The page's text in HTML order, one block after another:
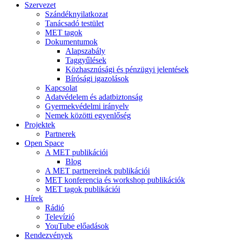
Szervezet
Szándéknyilatkozat
Tanácsadó testület
MET tagok
Dokumentumok
Alapszabály
Taggyűlések
Közhasznúsági és pénzügyi jelentések
Bírósági igazolások
Kapcsolat
Adatvédelem és adatbiztonság
Gyermekvédelmi irányelv
Nemek közötti egyenlőség
Projektek
Partnerek
Open Space
A MET publikációi
Blog
A MET partnereinek publikációi
MET konferencia és workshop publikációk
MET tagok publikációi
Hírek
Rádió
Televízió
YouTube előadások
Rendezvények